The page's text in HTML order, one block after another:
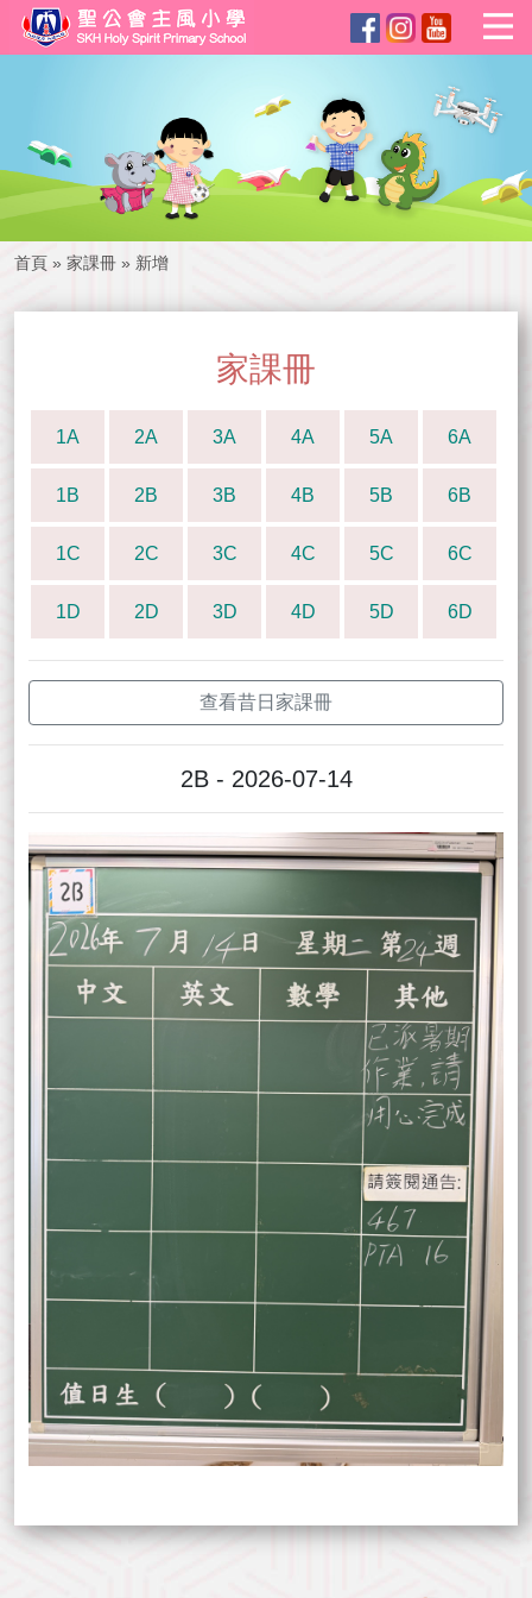
首頁 » 家課冊 » 新增
家課冊
1A 2A 3A 4A 5A 6A
1B 2B 3B 4B 5B 6B
1C 2C 3C 4C 5C 6C
1D 2D 3D 4D 5D 6D
查看昔日家課冊
2B - 2026-07-14